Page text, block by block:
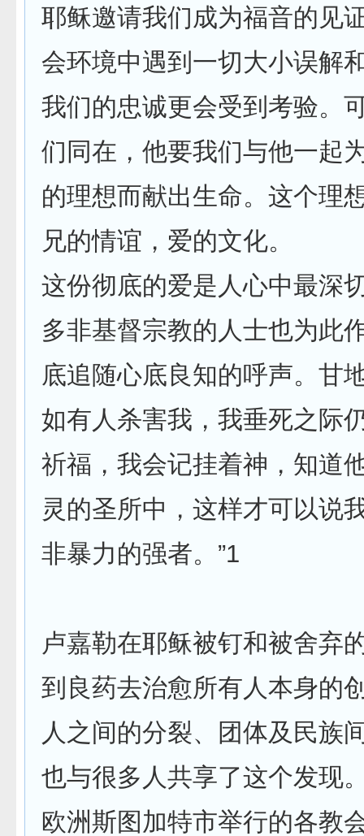
耶稣邀请我们成为福音的见
会环境中遇到一切大小误解
我们的忠诚更会受到考验。
们同在，他要我们与他一起
的理想而献出生命。这个理
兄的情谊，爱的文化。
这份彻底的爱是人心中最深
多非基督宗教的人士也为此
底追随心底良知的呼声。甘
如有人杀害我，我垂死之际
祈福，我会记挂着神，知道
灵的圣所中，这样才可以说
非暴力的强者。”1
卢嘉勒在耶稣被钉和被舍弃
到良药去治愈所有人本身的
人之间的分裂、团体及民族
也与很多人共享了这个发现
欧洲斯图加特市举行的各教